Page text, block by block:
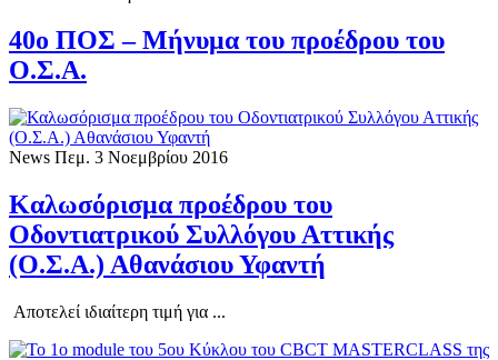
40ο ΠΟΣ – Μήνυμα του προέδρου του
Ο.Σ.Α.
News Πεμ. 3 Νοεμβρίου 2016
Καλωσόρισμα προέδρου του
Οδοντιατρικoύ Συλλόγου Αττικής
(Ο.Σ.Α.) Αθανάσιου Υφαντή
Αποτελεί ιδιαίτερη τιμή για ...